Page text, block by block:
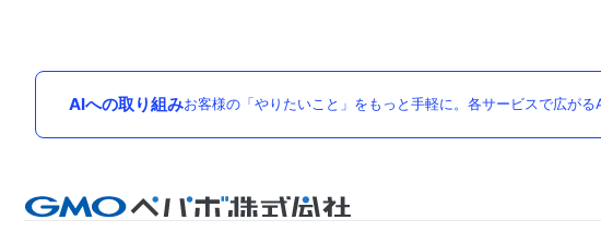
AIへの取り組みお客様の「やりたいこと」をもっと手軽に。各サービスで広がる